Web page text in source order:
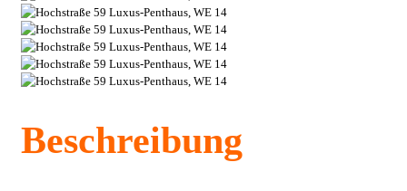
Beschreibung